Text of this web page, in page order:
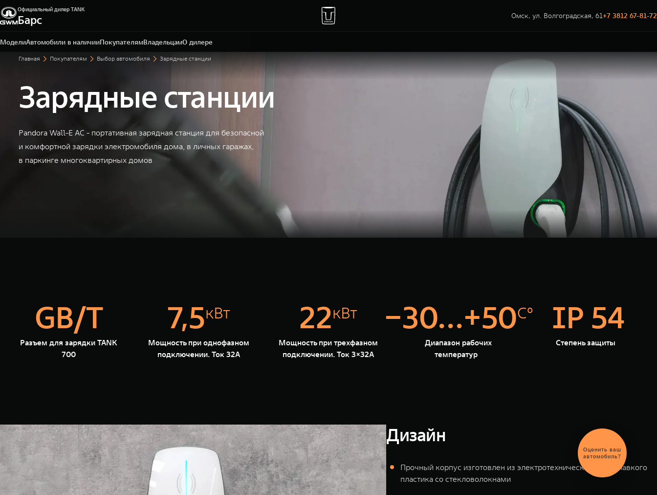
Официальный дилер TANK
Барс Омск, ул. Волгоградская, 61+7 3812 67-81-72
МоделиАвтомобили в наличииПокупателямВладельцамО дилере
Омск, ул. Волгоградская, 61
+7 3812 67-81-72
Главная Покупателям Выбор автомобиля Зарядные станции
Зарядные станции
Pandora Wall-E AC - портативная зарядная станция для безопасной
и комфортной зарядки электромобиля дома, в личных гаражах,
в паркинге многоквартирных домов
GB/T
Разъем для зарядки TANK
700
7,5кВт
Мощность при однофазном
подключении. Ток 32А
22кВт
Мощность при трехфазном
подключении. Ток 3×32А
−30...+50С°
Диапазон рабочих
температур
IP 54
Степень защиты
Дизайн
Прочный корпус изготовлен из электротехнического тугоплавкого
пластика со стекловолокнами
обмен
автомобиля